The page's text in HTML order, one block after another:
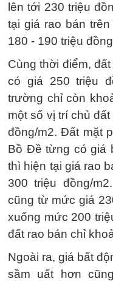
lên tới 230 triệu
tại giá rao bán
180 - 190 triệu
Cùng thời điểm,
có giá 250 triệu
trường chỉ còn
một số vị trí chủ
đồng/m2. Đất mặt
Bồ Đề từng có giá
thì hiện tại giá rao
300 triệu đồng/
cũng từ mức giá
xuống mức 200
đất rao bán chỉ
Ngoài ra, giá bất
sầm uất hơn